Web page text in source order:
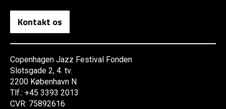
Kontakt os
Copenhagen Jazz Festival Fonden
Slotsgade 2, 4. tv.
2200 København N
Tlf.: +45 3393 2013
CVR: 75892616